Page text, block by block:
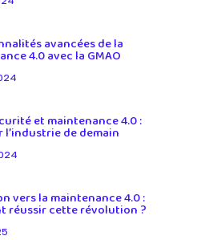
avancées de la
4.0 avec la GMAO
et maintenance 4.0 :
de demain
vers la maintenance 4.0 :
réussir cette révolution ?